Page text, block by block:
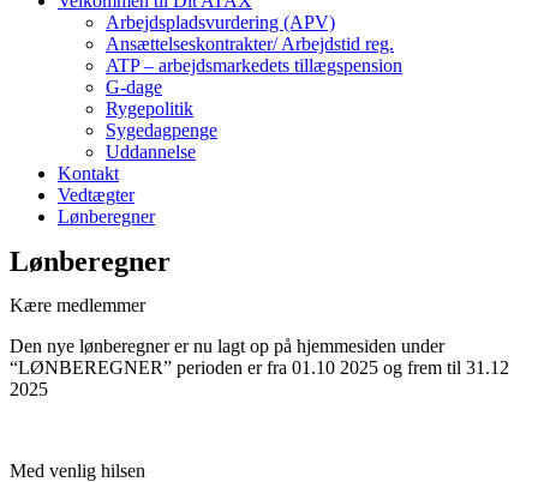
Arbejdspladsvurdering (APV)
Ansættelseskontrakter/ Arbejdstid reg.
ATP – arbejdsmarkedets tillægspension
G-dage
Rygepolitik
Sygedagpenge
Uddannelse
Kontakt
Vedtægter
Lønberegner
Lønberegner
Kære medlemmer
Den nye lønberegner er nu lagt op på hjemmesiden under
“LØNBEREGNER” perioden er fra 01.10 2025 og frem til 31.12
2025
Med venlig hilsen